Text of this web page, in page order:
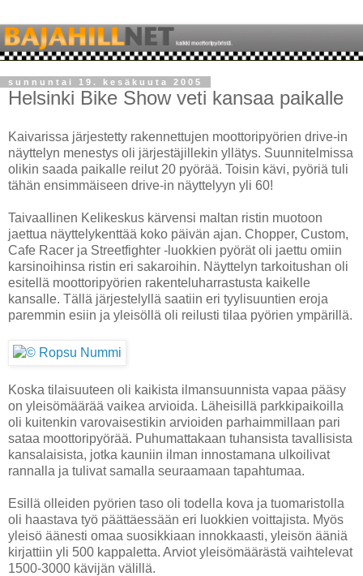
sunnuntai 19. kesäkuuta 2005
Helsinki Bike Show veti kansaa paikalle
Kaivarissa järjestetty rakennettujen moottoripyörien drive-in
näyttelyn menestys oli järjestäjillekin yllätys. Suunnitelmissa
olikin saada paikalle reilut 20 pyörää. Toisin kävi, pyöriä tuli
tähän ensimmäiseen drive-in näyttelyyn yli 60!
Taivaallinen Kelikeskus kärvensi maltan ristin muotoon
jaettua näyttelykenttää koko päivän ajan. Chopper, Custom,
Cafe Racer ja Streetfighter -luokkien pyörät oli jaettu omiin
karsinoihinsa ristin eri sakaroihin. Näyttelyn tarkoitushan oli
esitellä moottoripyörien rakenteluharrastusta kaikelle
kansalle. Tällä järjestelyllä saatiin eri tyylisuuntien eroja
paremmin esiin ja yleisöllä oli reilusti tilaa pyörien ympärillä.
Koska tilaisuuteen oli kaikista ilmansuunnista vapaa pääsy
on yleisömäärää vaikea arvioida. Läheisillä parkkipaikoilla
oli kuitenkin varovaisestikin arvioiden parhaimmillaan pari
sataa moottoripyörää. Puhumattakaan tuhansista tavallisista
kansalaisista, jotka kauniin ilman innostamana ulkoilivat
rannalla ja tulivat samalla seuraamaan tapahtumaa.
Esillä olleiden pyörien taso oli todella kova ja tuomaristolla
oli haastava työ päättäessään eri luokkien voittajista. Myös
yleisö äänesti omaa suosikkiaan innokkaasti, yleisön ääniä
kirjattiin yli 500 kappaletta. Arviot yleisömäärästä vaihtelevat
1500-3000 kävijän välillä.